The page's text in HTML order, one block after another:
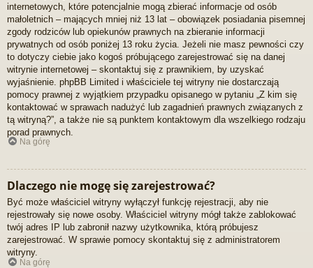
internetowych, które potencjalnie mogą zbierać informacje od osób
małoletnich – mających mniej niż 13 lat – obowiązek posiadania pisemnej
zgody rodziców lub opiekunów prawnych na zbieranie informacji
prywatnych od osób poniżej 13 roku życia. Jeżeli nie masz pewności czy
to dotyczy ciebie jako kogoś próbującego zarejestrować się na danej
witrynie internetowej – skontaktuj się z prawnikiem, by uzyskać
wyjaśnienie. phpBB Limited i właściciele tej witryny nie dostarczają
pomocy prawnej z wyjątkiem przypadku opisanego w pytaniu „Z kim się
kontaktować w sprawach nadużyć lub zagadnień prawnych związanych z
tą witryną?”, a także nie są punktem kontaktowym dla wszelkiego rodzaju
porad prawnych.
Na górę
Dlaczego nie mogę się zarejestrować?
Być może właściciel witryny wyłączył funkcję rejestracji, aby nie
rejestrowały się nowe osoby. Właściciel witryny mógł także zablokować
twój adres IP lub zabronił nazwy użytkownika, którą próbujesz
zarejestrować. W sprawie pomocy skontaktuj się z administratorem
witryny.
Na górę